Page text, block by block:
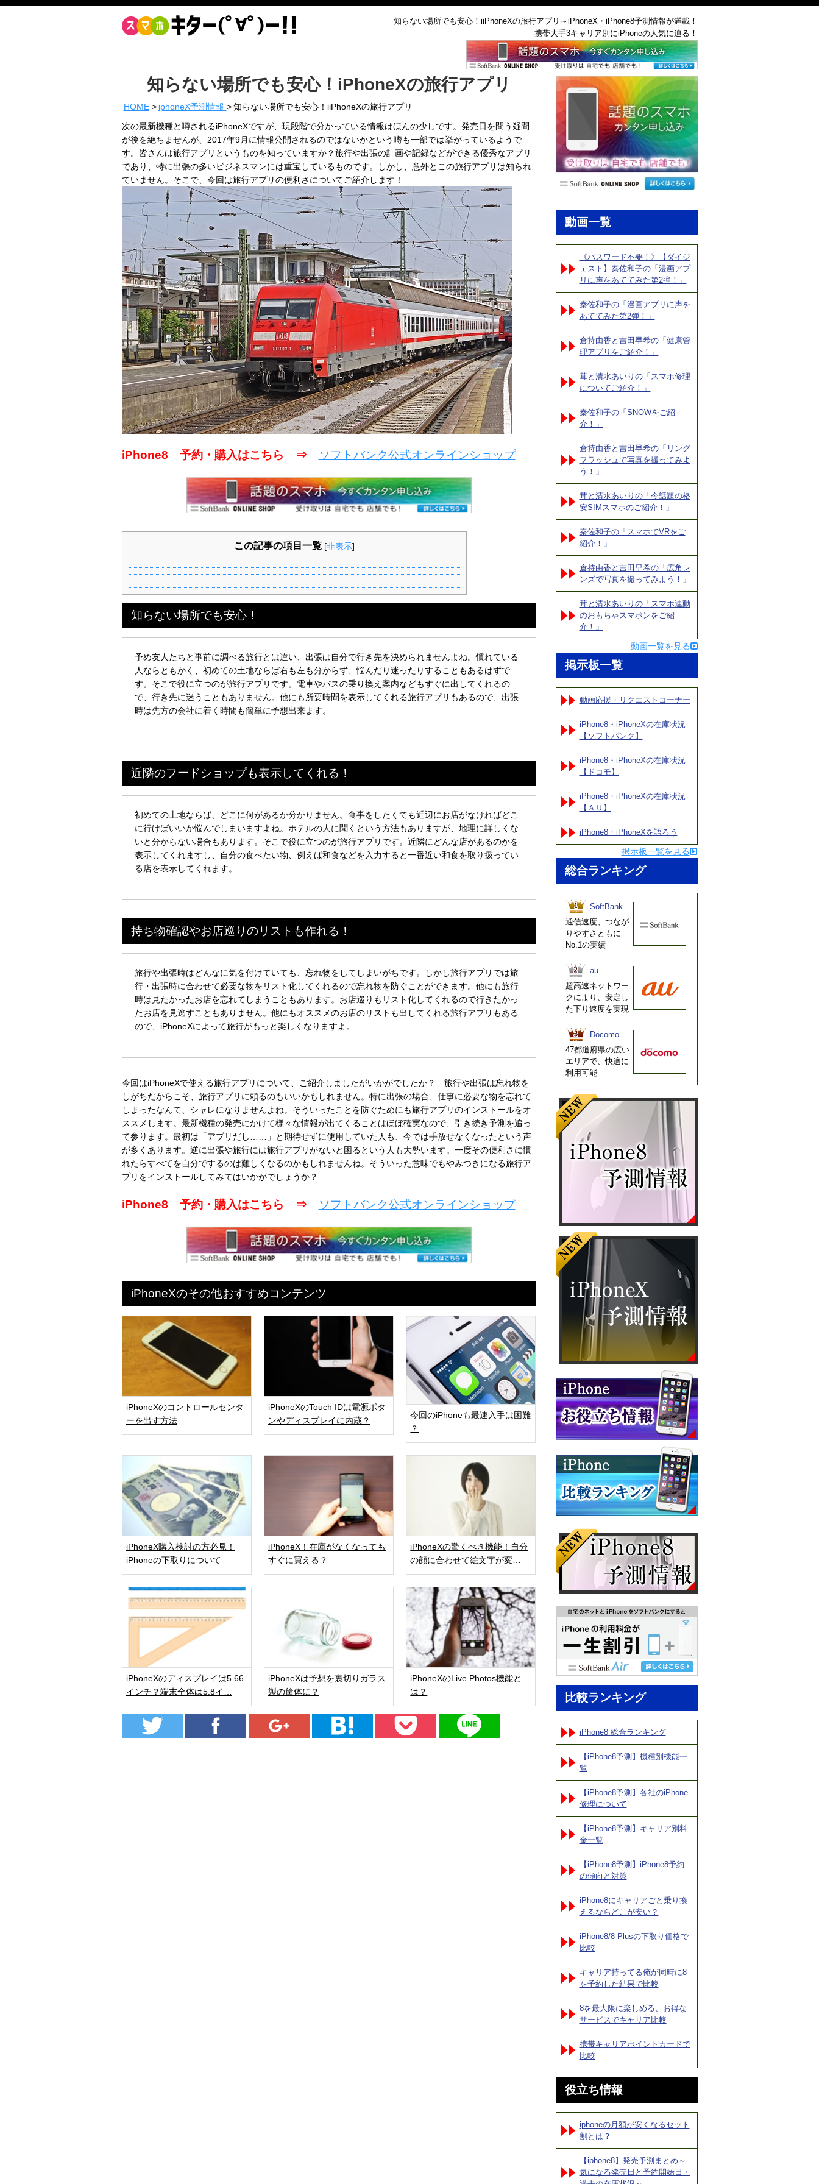
知らない場所でも安心！iiPhoneXの旅行アプリ～iPhoneX・iPhone8予測情報が満載！
携帯大手3キャリア別にiPhoneの人気に迫る！
知らない場所でも安心！iPhoneXの旅行アプリ
HOME iphoneX予測情報
知らない場所でも安心！iiPhoneXの旅行アプリ
次の最新機種と噂されるiPhoneXですが、現段階で分かっている情報はほんの少しです。発売日を問う疑問
が後を絶ちませんが、2017年9月に情報公開されるのではないかという噂も一部では挙がっているようで
す。皆さんは旅行アプリというものを知っていますか？旅行や出張の計画や記録などができる優秀なアプリ
であり、特に出張の多いビジネスマンには重宝しているものです。しかし、意外とこの旅行アプリは知られ
ていません。そこで、今回は旅行アプリの便利さについてご紹介します！
iPhone8 予約・購入はこちら ⇒ ソフトバンク公式オンラインショップ
この記事の項目一覧 [非表示]
知らない場所でも安心！
予め友人たちと事前に調べる旅行とは違い、出張は自分で行き先を決められませんよね。慣れている
人ならともかく、初めての土地ならば右も左も分からず、悩んだり迷ったりすることもあるはずで
す。そこで役に立つのが旅行アプリです。電車やバスの乗り換え案内などもすぐに出してくれるの
で、行き先に迷うこともありません。他にも所要時間を表示してくれる旅行アプリもあるので、出張
時は先方の会社に着く時間も簡単に予想出来ます。
近隣のフードショップも表示してくれる！
初めての土地ならば、どこに何があるか分かりません。食事をしたくても近辺にお店がなければどこ
に行けばいいか悩んでしまいますよね。ホテルの人に聞くという方法もありますが、地理に詳しくな
いと分からない場合もあります。そこで役に立つのが旅行アプリです。近隣にどんな店があるのかを
表示してくれますし、自分の食べたい物、例えば和食などを入力すると一番近い和食を取り扱ってい
る店を表示してくれます。
持ち物確認やお店巡りのリストも作れる！
旅行や出張時はどんなに気を付けていても、忘れ物をしてしまいがちです。しかし旅行アプリでは旅
行・出張時に合わせて必要な物をリスト化してくれるので忘れ物を防ぐことができます。他にも旅行
時は見たかったお店を忘れてしまうこともあります。お店巡りもリスト化してくれるので行きたかっ
たお店を見逃すこともありません。他にもオススメのお店のリストも出してくれる旅行アプリもある
ので、iPhoneXによって旅行がもっと楽しくなりますよ。
今回はiPhoneXで使える旅行アプリについて、ご紹介しましたがいかがでしたか？ 旅行や出張は忘れ物を
しがちだからこそ、旅行アプリに頼るのもいいかもしれません。特に出張の場合、仕事に必要な物を忘れて
しまったなんて、シャレになりませんよね。そういったことを防ぐためにも旅行アプリのインストールをオ
ススメします。最新機種の発売にかけて様々な情報が出てくることはほぼ確実なので、引き続き予測を追っ
て参ります。最初は「アプリだし……」と期待せずに使用していた人も、今では手放せなくなったという声
が多くあります。逆に出張や旅行には旅行アプリがないと困るという人も大勢います。一度その便利さに慣
れたらすべてを自分でするのは難しくなるのかもしれませんね。そういった意味でもやみつきになる旅行ア
プリをインストールしてみてはいかがでしょうか？
iPhone8 予約・購入はこちら ⇒ ソフトバンク公式オンラインショップ
iPhoneXのその他おすすめコンテンツ
iPhoneXのコントロールセンタ
ーを出す方法
iPhoneXのTouch IDは電源ボタ
ンやディスプレイに内蔵？
今回のiPhoneも最速入手は困難
？
iPhoneX購入検討の方必見！
iPhoneの下取りについて
iPhoneX！在庫がなくなっても
すぐに買える？
iPhoneXの驚くべき機能！自分
の顔に合わせて絵文字が変…
iPhoneXのディスプレイは5.66
インチ？端末全体は5.8イ…
iPhoneXは予想を裏切りガラス
製の筐体に？
iPhoneXのLive Photos機能と
は？
動画一覧
《パスワード不要！》【ダイジ
ェスト】秦佐和子の「漫画アプ
リに声をあててみた第2弾！」
秦佐和子の「漫画アプリに声を
あててみた第2弾！」
倉持由香と吉田早希の「健康管
理アプリをご紹介！」
茸と清水あいりの「スマホ修理
についてご紹介！」
秦佐和子の「SNOWをご紹
介！」
倉持由香と吉田早希の「リング
フラッシュで写真を撮ってみよ
う！」
茸と清水あいりの「今話題の格
安SIMスマホのご紹介！」
秦佐和子の「スマホでVRをご
紹介！」
倉持由香と吉田早希の「広角レ
ンズで写真を撮ってみよう！」
茸と清水あいりの「スマホ連動
のおもちゃスマポンをご紹
介！」
動画一覧を見る
掲示板一覧
動画応援・リクエストコーナー
iPhone8・iPhoneXの在庫状況
【ソフトバンク】
iPhone8・iPhoneXの在庫状況
【ドコモ】
iPhone8・iPhoneXの在庫状況
【ＡＵ】
iPhone8・iPhoneXを語ろう
掲示板一覧を見る
総合ランキング
SoftBank
通信速度、つなが
りやすさともに
No.1の実績
au
超高速ネットワー
クにより、安定し
た下り速度を実現
Docomo
47都道府県の広い
エリアで、快適に
利用可能
比較ランキング
iPhone8 総合ランキング
【iPhone8予測】機種別機能一
覧
【iPhone8予測】各社のiPhone
修理について
【iPhone8予測】キャリア別料
金一覧
【iPhone8予測】iPhone8予約
の傾向と対策
iPhone8にキャリアごと乗り換
えるならどこが安い？
iPhone8/8 Plusの下取り価格で
比較
キャリア持ってる俺が同時に8
を予約した結果で比較
8を最大限に楽しめる、お得な
サービスでキャリア比較
携帯キャリアポイントカードで
比較
役立ち情報
iphoneの月額が安くなるセット
割とは？
【iphone8】発売予測まとめ～
気になる発売日と予約開始日・